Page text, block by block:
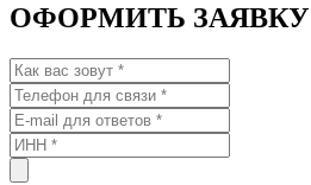
ОФОРМИТЬ ЗАЯВКУ